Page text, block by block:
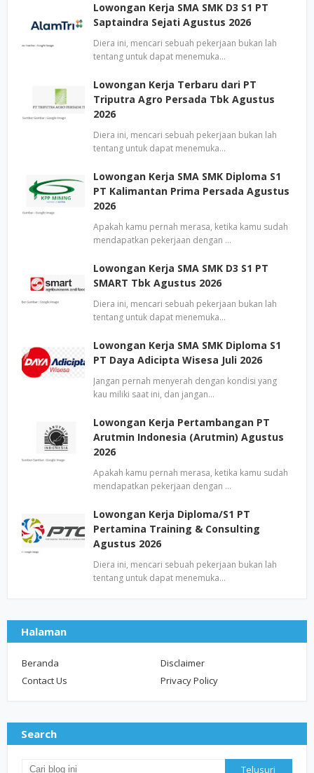
Lowongan Kerja SMA SMK D3 S1 PT
Saptaindra Sejati Agustus 2026
Diera ini, mencari sebuah pekerjaan bukan lah
tentang untuk dapat menemuka…
Lowongan Kerja Terbaru dari PT
Triputra Agro Persada Tbk Agustus
2026
Diera ini, mencari sebuah pekerjaan bukan lah
tentang untuk dapat menemuka…
Lowongan Kerja SMA SMK Diploma S1
PT Kalimantan Prima Persada Agustus
2026
Apakah kamu pernah merasa, ketika kamu sudah
mendapatkan pekerjaan dengan …
Lowongan Kerja SMA SMK D3 S1 PT
SMART Tbk Agustus 2026
Diera ini, mencari sebuah pekerjaan bukan lah
tentang untuk dapat menemuka…
Lowongan Kerja SMA SMK Diploma S1
PT Daya Adicipta Wisesa Juli 2026
Jangan pernah menyerah dengan kondisi yang
kau miliki saat ini, dan jangan…
Lowongan Kerja Pertambangan PT
Arutmin Indonesia (Arutmin) Agustus
2026
Apakah kamu pernah merasa, ketika kamu sudah
mendapatkan pekerjaan dengan …
Lowongan Kerja Diploma/S1 PT
Pertamina Training & Consulting
Agustus 2026
Diera ini, mencari sebuah pekerjaan bukan lah
tentang untuk dapat menemuka…
Halaman
Beranda
Disclaimer
Contact Us
Privacy Policy
Search